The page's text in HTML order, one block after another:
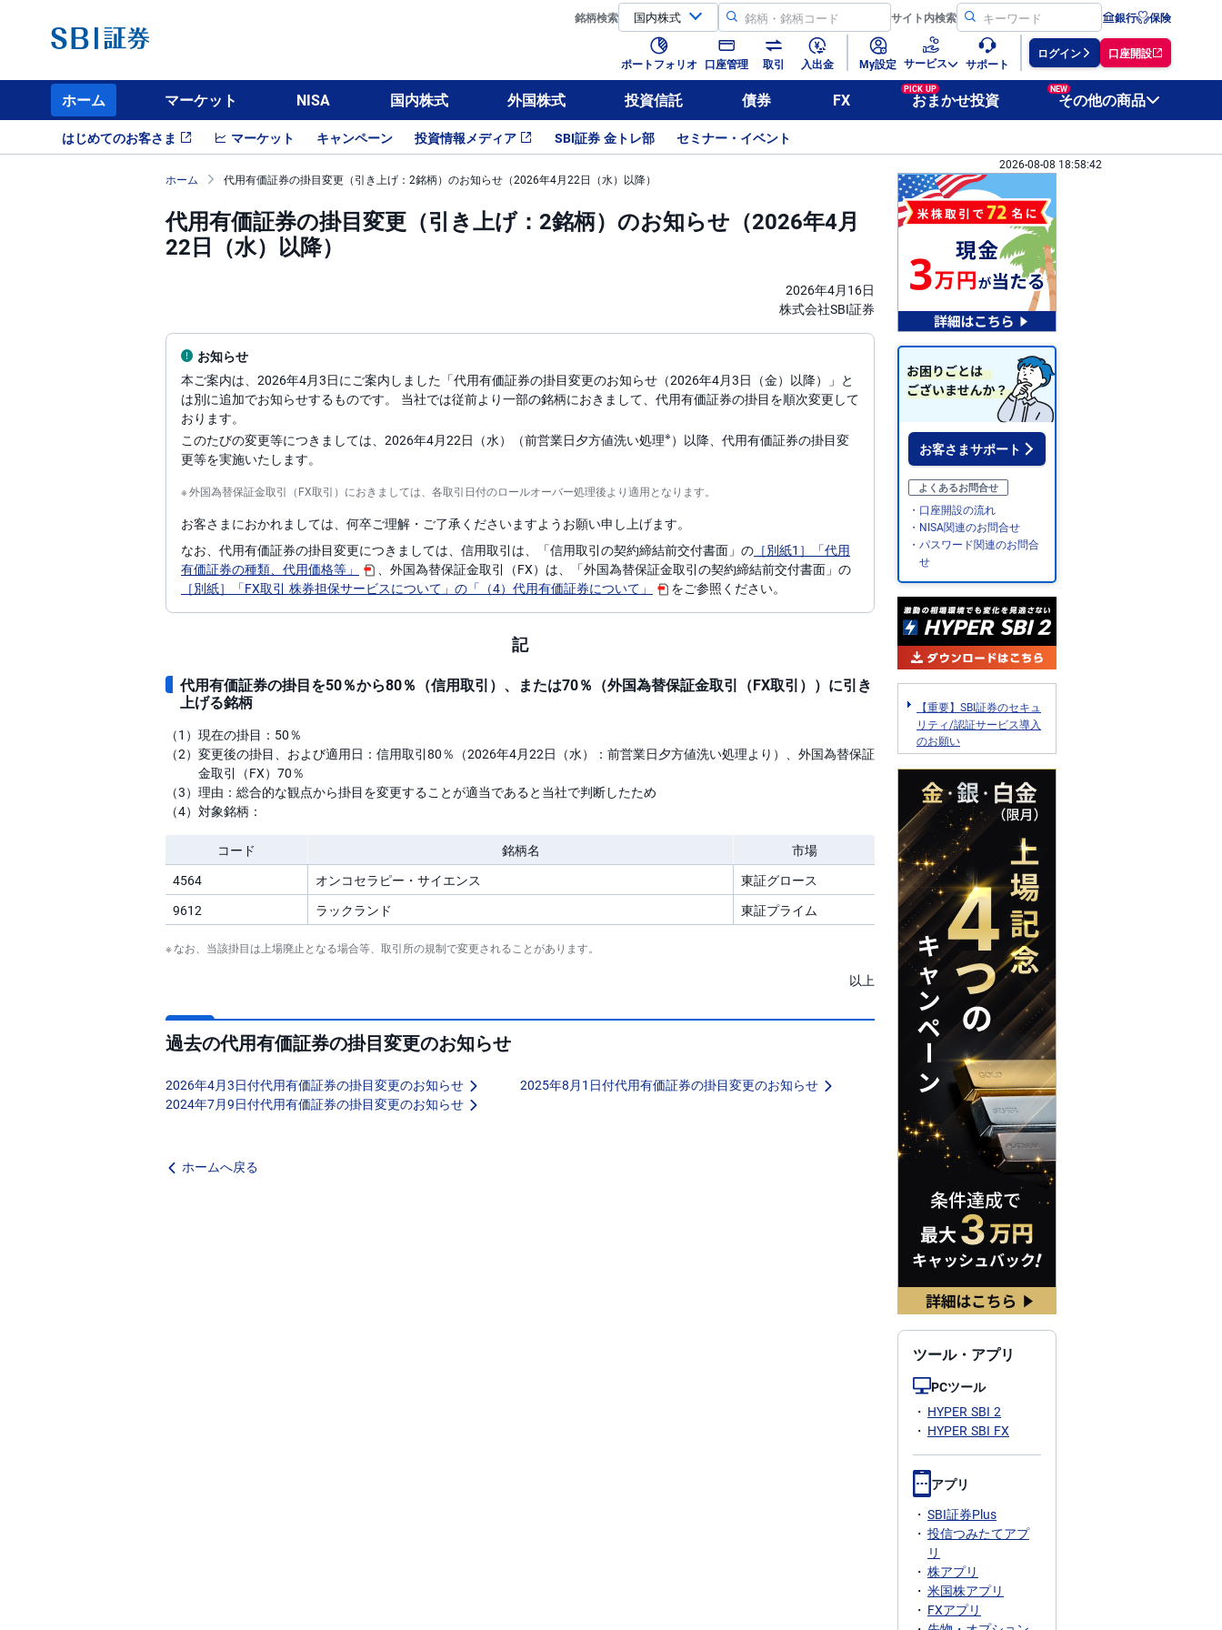
銘柄検索 サイト内検索 銀行 保険
ポートフォリオ 口座管理 取引 入出金 My設定 サービス サポート
ログイン 口座開設
ホーム マーケット NISA 国内株式 外国株式 投資信託 債券 FX
PICK UP
おまかせ投資
NEW
その他の商品
はじめてのお客さま マーケット キャンペーン 投資情報メディア SBI証券 金トレ部 セミナー・イベント
2026-08-08 18:58:42
ホーム
代用有価証券の掛目変更（引き上げ：2銘柄）のお知らせ（2026年4月22日（水）以降）
代用有価証券の掛目変更（引き上げ：2銘柄）のお知らせ（2026年4月
22日（水）以降）
2026年4月16日
株式会社SBI証券
お知らせ
本ご案内は、2026年4月3日にご案内しました「代用有価証券の掛目変更のお知らせ（2026年4月3日（金）以降）」と
は別に追加でお知らせするものです。 当社では従前より一部の銘柄におきまして、代用有価証券の掛目を順次変更して
おります。
このたびの変更等につきましては、2026年4月22日（水）（前営業日夕方値洗い処理※）以降、代用有価証券の掛目変
更等を実施いたします。
外国為替保証金取引（FX取引）におきましては、各取引日付のロールオーバー処理後より適用となります。
お客さまにおかれましては、何卒ご理解・ご了承くださいますようお願い申し上げます。
なお、代用有価証券の掛目変更につきましては、信用取引は、「信用取引の契約締結前交付書面」の ［別紙1］「代用
有価証券の種類、代用価格等」
、外国為替保証金取引（FX）は、「外国為替保証金取引の契約締結前交付書面」の
［別紙］「FX取引 株券担保サービスについて」の「（4）代用有価証券について」
をご参照ください。
記
代用有価証券の掛目を50％から80％（信用取引）、または70％（外国為替保証金取引（FX取引））に引き
上げる銘柄
（1） 現在の掛目：50％
（2） 変更後の掛目、および適用日：信用取引80％（2026年4月22日（水）：前営業日夕方値洗い処理より）、外国為替保証
金取引（FX）70％
（3） 理由：総合的な観点から掛目を変更することが適当であると当社で判断したため
（4） 対象銘柄：
コード 銘柄名
市場
4564
オンコセラピー・サイエンス
東証グロース
9612
ラックランド 東証プライム
なお、当該掛目は上場廃止となる場合等、取引所の規制で変更されることがあります。
以上
過去の代用有価証券の掛目変更のお知らせ
2026年4月3日付代用有価証券の掛目変更のお知らせ
2025年8月1日付代用有価証券の掛目変更のお知らせ
2024年7月9日付代用有価証券の掛目変更のお知らせ
ホームへ戻る
お客さまサポート
よくあるお問合せ
・口座開設の流れ
・NISA関連のお問合せ
・パスワード関連のお問合
せ
【重要】SBI証券のセキュ
リティ/認証サービス導入
のお願い
ツール・アプリ
PCツール
HYPER SBI 2
HYPER SBI FX
アプリ
SBI証券Plus
投信つみたてアプ
リ
株アプリ
米国株アプリ
FXアプリ